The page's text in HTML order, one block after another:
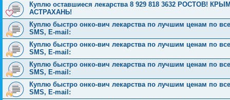
Куплю оставшиеся лекарства 8 929 818 3632 РОСТОВ!
АСТРАХАНЬ!
Куплю быстро онко-вич лекарства по лучшим ценам по
SMS, E-mail:
Куплю быстро онко-вич лекарства по лучшим ценам по
SMS, E-mail:
Куплю быстро онко-вич лекарства по лучшим ценам по
SMS, E-mail:
Куплю быстро онко-вич лекарства по лучшим ценам по
SMS, E-mail: